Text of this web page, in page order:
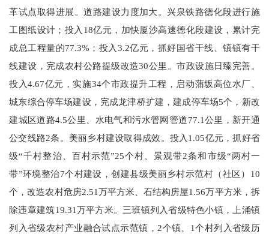
革试点取得进展。道路建设力度加大。兴泉铁路德化段进行施
工图纸设计；投入18亿元，加快厦沙高速德化段建设，累计完
成总工程量的77.3%；投入3.2亿元，抓好国省干线、镇镇有干
线建设，完成农村公路提级改造30公里。市政设施日臻完善。
投入4.67亿元，实施34个市政提升工程，启动蒲坂高位水厂、
城东综合停车场建设，完成龙津桥扩建，建成停车场5个，新改
建城区道路4.5公里、水电气和污水管网管道77.1公里，新开通
公交线路2条。美丽乡村建设取得成效。投入1.05亿元，抓好省
级“千村整治、百村示范”25个村、景观带2条和市级“两村一
带”环境整治7个村建设，创建县级美丽乡村示范村（社区）10
个，改造农村危房2.51万平方米、石结构房屋1.56万平方米，拆
除违章建筑19.31万平方米。三班镇列入省级特色小镇，上涌镇
列入省级农村产业融合试点示范镇，2个镇、1个村列入省级历